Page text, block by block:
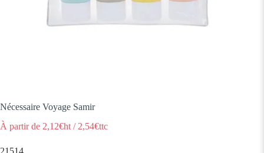
Nécessaire Voyage Samir
À partir de 2,12€ht / 2,54€ttc